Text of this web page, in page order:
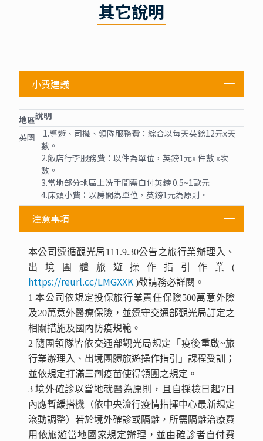
其它說明
小費建議
地區說明
英國
1.導遊、司機、領隊服務費：綜合以每天英鎊12元x天
數。
2.飯店行李服務費：以件為單位，英鎊1元x 件數 x次
數。
3.當地部分地區上洗手間需自付英鎊 0.5~1歐元
4.床頭小費：以房間為單位，英鎊1元為原則。
注意事項
本公司遵循觀光局111.9.30公告之旅行業辦理入、
出境團體旅遊操作指引作業(
https://reurl.cc/LMGXXK)敬請務必詳閱。
1 本公司依規定投保旅行業責任保險500萬意外險
及20萬意外醫療保險，並遵守交通部觀光局訂定之
相關措施及國內防疫規範。
2 隨團領隊皆依交通部觀光局規定「疫後重啟~旅
行業辦理入、出境團體旅遊操作指引」課程受訓；
並依規定打滿三劑疫苗使得領團之規定。
3 境外確診以當地就醫為原則，且自採檢日起7日
內應暫緩搭機（依中央流行疫情指揮中心最新規定
滾動調整）若於境外確診或隔離，所需隔離治療費
用依旅遊當地國家規定辦理，並由確診者自付費